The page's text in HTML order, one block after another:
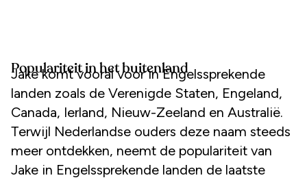
Populariteit in het buitenland
Jake komt vooral voor in Engelssprekende
landen zoals de Verenigde Staten, Engeland,
Canada, Ierland, Nieuw-Zeeland en Australië.
Terwijl Nederlandse ouders deze naam steeds
meer ontdekken, neemt de populariteit van
Jake in Engelssprekende landen de laatste